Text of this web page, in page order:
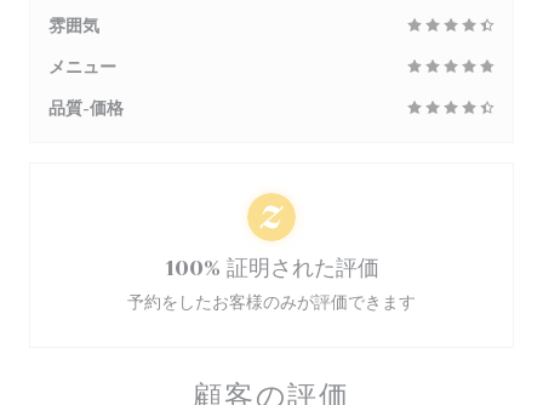
顧客の評価
雰囲気
メニュー
品質-価格
100% 証明された評価
予約をしたお客様のみが評価できます